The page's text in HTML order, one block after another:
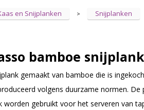
en Snijplanken > Snijplanken
bamboe snijplank
gemaakt van bamboe die is
volgens duurzame normen. De
worden gebruikt voor het serveren van